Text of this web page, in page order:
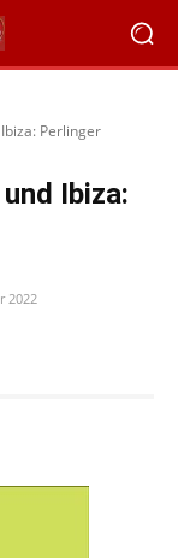
Perlinger
Ibiza:
2022